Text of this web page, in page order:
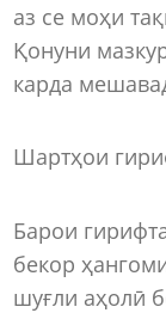
аз се моҳи
Қонуни
карда
Шартҳои
Барои
бекор
шуғли аҳолӣ